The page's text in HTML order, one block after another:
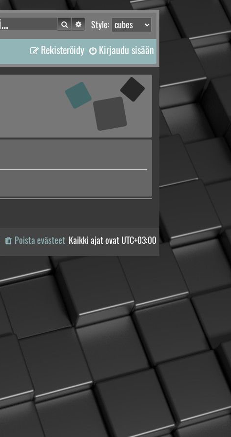
Style:
Etsi Tarkennettu haku
Kirjaudu sisään
Rekisteröidy
Kaikki ajat ovat UTC+03:00
Poista evästeet